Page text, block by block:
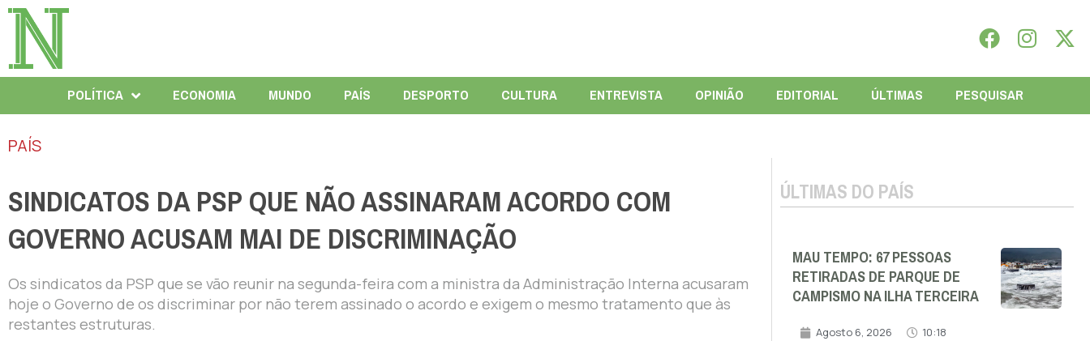
POLÍTICA ECONOMIA MUNDO PAÍS DESPORTO CULTURA ENTREVISTA OPINIÃO EDITORIAL ÚLTIMAS PESQUISAR
PAÍS
SINDICATOS DA PSP QUE NÃO ASSINARAM ACORDO COM
GOVERNO ACUSAM MAI DE DISCRIMINAÇÃO
Os sindicatos da PSP que se vão reunir na segunda-feira com a ministra da Administração Interna acusaram
hoje o Governo de os discriminar por não terem assinado o acordo e exigem o mesmo tratamento que às
restantes estruturas.
ÚLTIMAS DO PAÍS
MAU TEMPO: 67 PESSOAS
RETIRADAS DE PARQUE DE
CAMPISMO NA ILHA TERCEIRA
Agosto 6, 2026 10:18